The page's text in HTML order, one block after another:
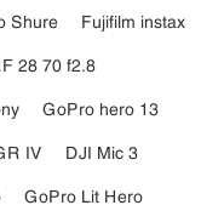
Shure
Fujifilm instax
28 70 f2.8
GoPro hero 13
IV
DJI Mic 3
GoPro Lit Hero